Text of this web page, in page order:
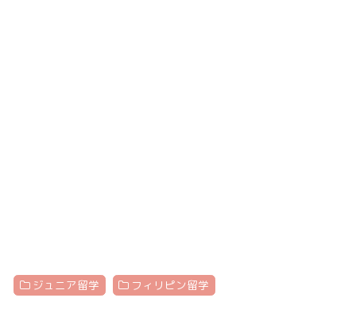
ジュニア留学 フィリピン留学